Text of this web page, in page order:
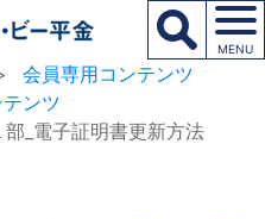
MENU
会員専用コンテンツ
ンツ
_電子証明書更新方法